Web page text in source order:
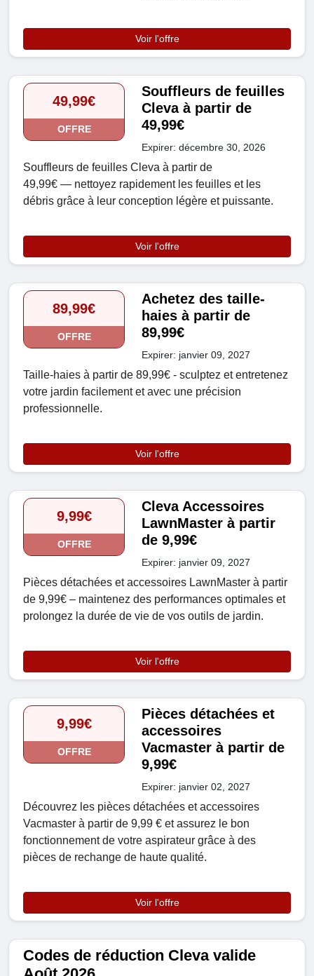
Voir l'offre
49,99€
OFFRE
Souffleurs de feuilles
Cleva à partir de
49,99€
Expirer: décembre 30, 2026
Souffleurs de feuilles Cleva à partir de
49,99€ — nettoyez rapidement les feuilles et les
débris grâce à leur conception légère et puissante.
Voir l'offre
89,99€
OFFRE
Achetez des taille-
haies à partir de
89,99€
Expirer: janvier 09, 2027
Taille-haies à partir de 89,99€ - sculptez et entretenez
votre jardin facilement et avec une précision
professionnelle.
Voir l'offre
9,99€
OFFRE
Cleva Accessoires
LawnMaster à partir
de 9,99€
Expirer: janvier 09, 2027
Pièces détachées et accessoires LawnMaster à partir
de 9,99€ – maintenez des performances optimales et
prolongez la durée de vie de vos outils de jardin.
Voir l'offre
9,99€
OFFRE
Pièces détachées et
accessoires
Vacmaster à partir de
9,99€
Expirer: janvier 02, 2027
Découvrez les pièces détachées et accessoires
Vacmaster à partir de 9,99 € et assurez le bon
fonctionnement de votre aspirateur grâce à des
pièces de rechange de haute qualité.
Voir l'offre
Codes de réduction Cleva valide